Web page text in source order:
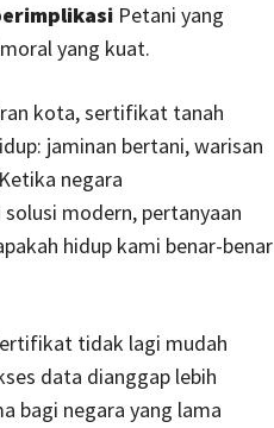
Petani yang
yang kuat.
kota, sertifikat tanah
jaminan bertani, warisan
negara
modern, pertanyaan
hidup kami benar-benar
tidak lagi mudah
data dianggap lebih
bagi negara yang lama